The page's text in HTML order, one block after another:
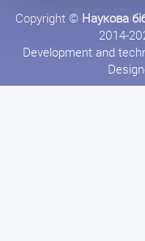
Copyright © Наукова
2014-
Development and